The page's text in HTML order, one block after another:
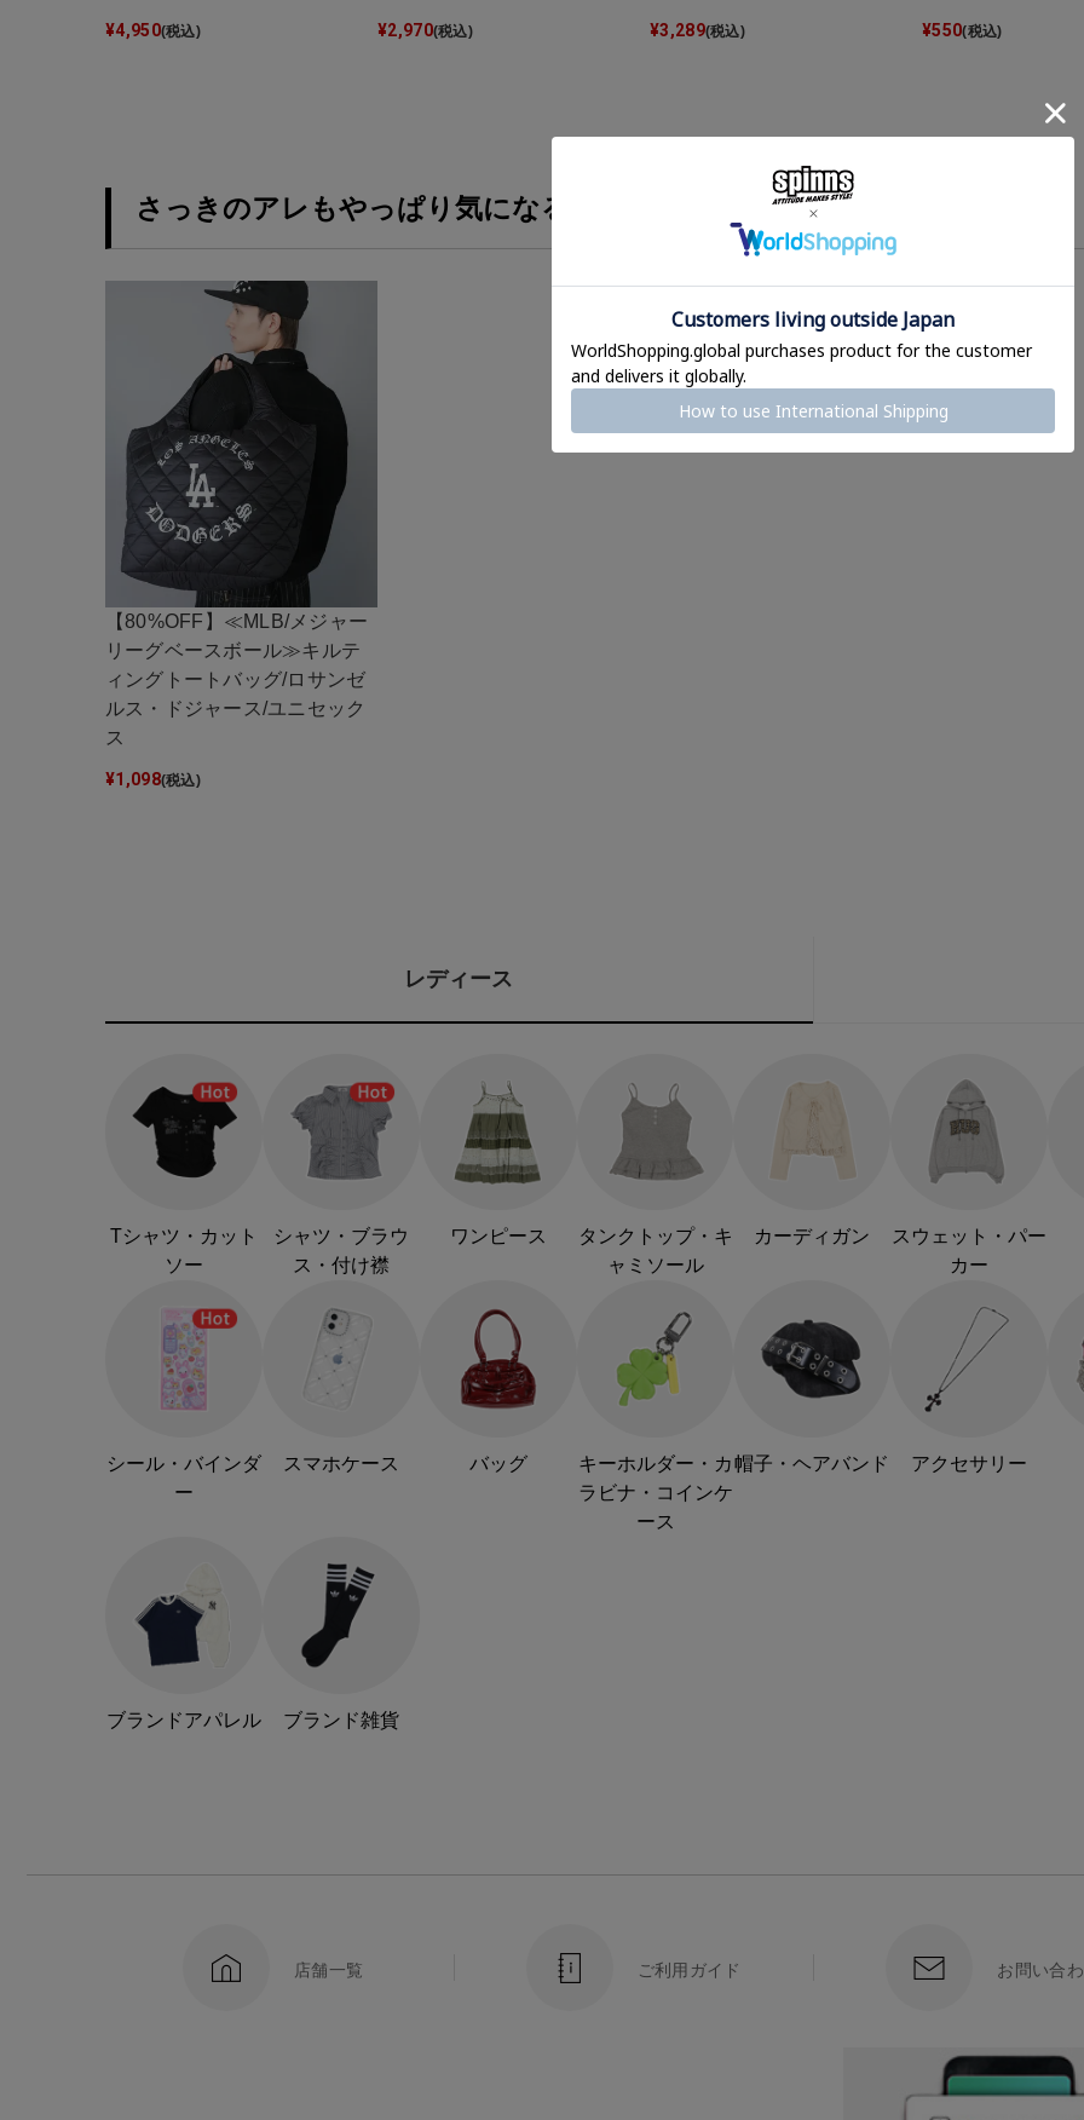
¥4,950(税込) ¥2,970(税込) ¥3,289(税込) ¥550(税込)
さっきのアレもやっぱり気になる？
【80%OFF】≪MLB/メジャー
リーグベースボール≫キルテ
ィングトートバッグ/ロサンゼ
ルス・ドジャース/ユニセック
ス
¥1,098(税込)
レディース
Tシャツ・カット
ソー
シャツ・ブラウ
ス・付け襟
ワンピース
タンクトップ・キ
ャミソール
カーディガン
スウェット・パー
カー
シール・バインダ
ー
スマホケース バッグ
キーホルダー・カ
ラビナ・コインケ
ース
帽子・ヘアバンド アクセサリー
ブランドアパレル ブランド雑貨
店舗一覧 ご利用ガイド お問い合